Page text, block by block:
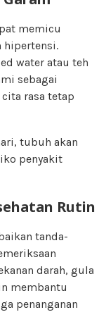
memicu
hipertensi.
water atau teh
sebagai
rasa tetap
tubuh akan
penyakit
Rutin
tanda-
darah, gula
membantu
penanganan